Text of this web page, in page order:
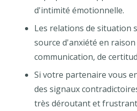
d'intimité émotionnelle.
Les relations de situation
source d'anxiété en
communication, de
Si votre partenaire vous
des signaux
très déroutant et